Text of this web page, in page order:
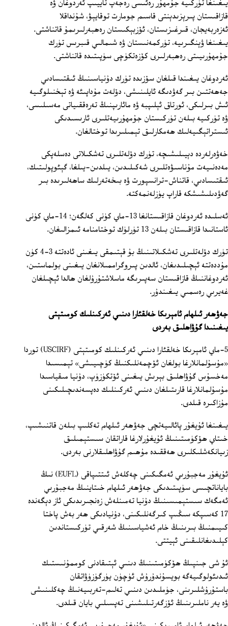
يىغىنغا تۈركىيە جۇمھۇر رەئىسى رەجەپ تاييىپ ئەردوغان ۋە
قازاقىستان پىرېزىدېنتى قاسىم جومارت توقايېۋ، شۇنداقلا
ئەزەربەيجان، قىرغىزىستان، ئۆزبېكىستان رەھبەرلىرىمۇ قاتناشتى.
يىغىنغا ۋېنگىرىيە، تۈركمەنىستان ۋە شىمالىي قىبرىس تۈرك
جۇمھۇرىيىتى رەھبەرلىرى كۆزەتكۈچى سۈپىتىدە قاتناشتى.
ئەردوغان يىغىندا قىلغان سۆزىدە تۈرك دۇنياسىنىڭ ئىقتىسادىي
جەھەتتىن بىر گەۋدىگە ئايلىنىشى، دۆلەت مۇداپىئە ۋە تېخنىلوگىيە
ئىش بىرلىكى، ئورتاق ئېلىپبە ۋە مائارىپنىڭ تەرەققىياتى مەسىلىسى،
ۋە تۈركىيە بىلەن تۈركىستان جۇمھۇرىيەتلىرى ئارىسىدىكى
ئىستراتېگىيەلىك ھەمكارلىق تېمىلىرىدا توختالغان.
خەۋەرلەردە دېيىلىشىچە، تۈرك دۆلەتلىرى تەشكىلاتى دەسلەپكى
مەدەنىيەت مۇناسىۋەتلىرى شەكىلىدىن، يىلدىن-يىلغا، گېئوپولىتىك،
ئىقتىسادىي، قاتناش-ترانسپورت ۋە بىخەتەرلىك ساھەلىرىدە بىر
گەۋدىلىشىشكە قاراپ يۈزلەنمەكتە.
ئەسلىدە ئەردوغان قازاقىستانغا 13-ماي كۈنى كەلگەن؛ 14-ماي كۈنى
ئاستانىدا قازاقىستان بىلەن 13 تۈرلۈك توختامنامە ئىمزالىغان.
تۈرك دۆلەتلىرى تەشكىلاتىنىڭ بۇ قېتىمقى يىغىنى ئادەتتە 3-4 كۈن
مۇددەتتە ئېچىلىدىغان، ئالدىن پىروگراممىلانغان يىغىنى بولماستىن،
ئەردوغاننىڭ قازاقىستان سەپىرىگە ماسلاشتۇرۇلغان ھالدا ئېچىلغان
غەيرىي رەسمىي يىغىندۇر.
جەۋھەر ئىلھام ئامېرىكا خەلقئارا دىنىي ئەركىنلىك كومىتېتى
يىغىنىدا گۇۋاھلىق بەردى
5-ماي ئامېرىكا خەلقئارا دىنىي ئەركىنلىك كومىتېتى (USCIRF) توردا
«مۇسۇلمانلارغا بولغان ئۆچمەنلىكنىڭ كۈچىيىشى» تېمىسىدا
مەخسۇس گۇۋاھلىق بېرىش يىغىنى ئۆتكۈزۈپ، دۇنيا مىقياسىدا
مۇسۇلمانلارغا قارىتىلغان دىنىي ئەركىنلىك دەپسەندىچىلىكىنى
مۇزاكىرە قىلدى.
يىغىنغا ئۇيغۇر پائالىيەتچى جەۋھەر ئىلھام تەكلىپ بىلەن قاتنىشىپ،
خىتاي ھۆكۈمىتىنىڭ ئۇيغۇرلارغا قاراتقان سىستېمىلىق
زىيانكەشلىكلىرى ھەققىدە مۇھىم گۇۋاھلىقلارنى بەردى.
ئۇيغۇر مەجبۇرىي ئەمگىكىنى چەكلەش ئىتتىپاقى (EUFL) نىڭ
باياناتچىسى سۈپىتىدىكى جەۋھەر ئىلھام خىتاينىڭ مەجبۇرىي
ئەمگەك سىستېمىسىنىڭ دۇنيا تەمىنلەش زەنجىرىدىكى ئاز دېگەندە
17 كەسىپكە سىڭىپ كىرگەنلىكىنى، دۇنيادىكى ھەر بەش پاختا
كىيىمنىڭ بىرىنىڭ خام ئەشياسىنىڭ شەرقىي تۈركىستاندىن
كېلىدىغانلىقىنى ئېيتتى.
ئۇ شى جىنپىڭ ھۆكۈمىتىنىڭ دىنىي ئېتىقادنى كوممۇنىستىك
ئىدىئولوگىيەگە بويسۇندۇرۇش ئۈچۈن يۈرگۈزۈۋاتقان
باستۇرۇشلىرىنى، جۈملىدىن دىنىي تەلىم-تەربىيەنىڭ چەكلىنىشى
ۋە يەر ناملىرىنىڭ ئۆزگەرتىلىشىنى تەپسىلىي بايان قىلدى.